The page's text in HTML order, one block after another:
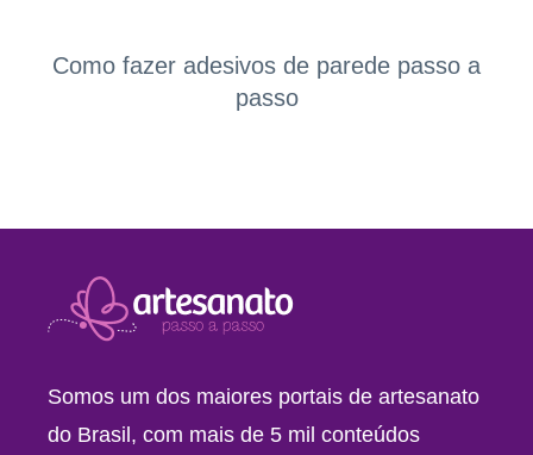
Como fazer adesivos de parede passo a
passo
Somos um dos maiores portais de artesanato
do Brasil, com mais de 5 mil conteúdos